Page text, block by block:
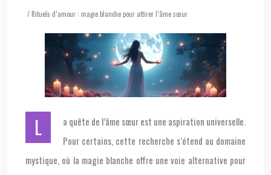
/ Rituels d’amour : magie blanche pour attirer l’âme sœur
La quête de l’âme sœur est une aspiration universelle.
Pour certains, cette recherche s’étend au domaine
mystique, où la magie blanche offre une voie alternative pour